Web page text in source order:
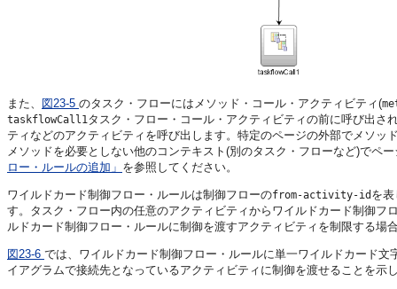
また、 図23-5 のタスク・フローにはメソッド・コール・アクティビティ(
taskflowCall1タスク・フロー・コール・アクティビティの前に呼び出
ティなどのアクティビティを呼び出します。特定のページの外部でメソ
メソッドを必要としない他のコンテキスト(別のタスク・フローなど)でペ
ロー・ルールの追加」 を参照してください。
ワイルドカード制御フロー・ルールは制御フローのfrom-activity-id を
す。タスク・フロー内の任意のアクティビティからワイルドカード制御
ルドカード制御フロー・ルールに制御を渡すアクティビティを制限する場
図23-6 では、ワイルドカード制御フロー・ルールに単一ワイルドカード
イアグラムで接続先となっているアクティビティに制御を渡せることを示